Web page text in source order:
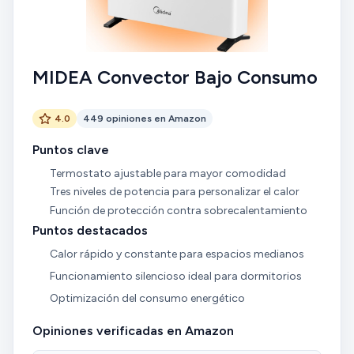
MIDEA Convector Bajo Consumo
4.0 449 opiniones en Amazon
Puntos clave
Termostato ajustable para mayor comodidad
Tres niveles de potencia para personalizar el calor
Función de protección contra sobrecalentamiento
Puntos destacados
Calor rápido y constante para espacios medianos
Funcionamiento silencioso ideal para dormitorios
Optimización del consumo energético
Opiniones verificadas en Amazon